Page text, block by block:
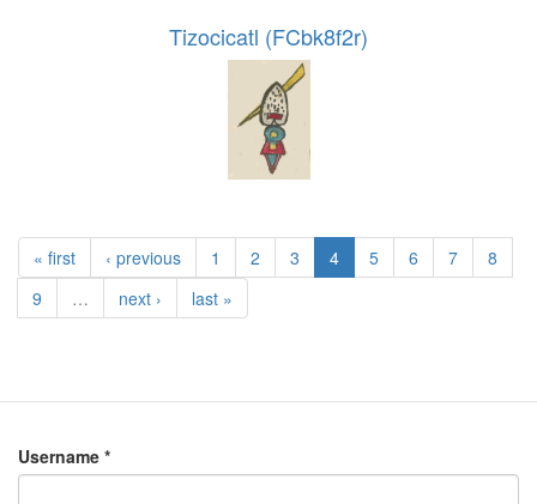
Tizocicatl (FCbk8f2r)
« first ‹ previous 1 2 3 4 5 6 7
8
9
… next › last »
Username *